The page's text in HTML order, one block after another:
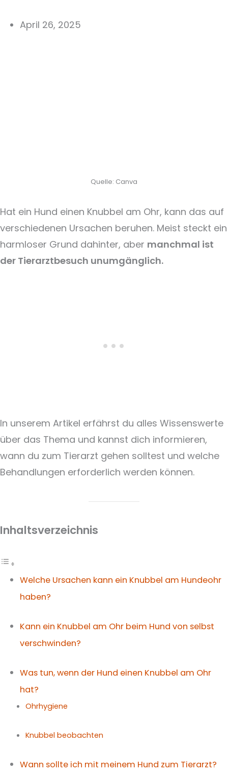
April 26, 2025
Quelle: Canva
Hat ein Hund einen Knubbel am Ohr, kann das auf
verschiedenen Ursachen beruhen. Meist steckt ein
harmloser Grund dahinter, aber manchmal ist
der Tierarztbesuch unumgänglich.
In unserem Artikel erfährst du alles Wissenswerte
über das Thema und kannst dich informieren,
wann du zum Tierarzt gehen solltest und welche
Behandlungen erforderlich werden können.
Inhaltsverzeichnis
Welche Ursachen kann ein Knubbel am Hundeohr
haben?
Kann ein Knubbel am Ohr beim Hund von selbst
verschwinden?
Was tun, wenn der Hund einen Knubbel am Ohr
hat?
Ohrhygiene
Knubbel beobachten
Wann sollte ich mit meinem Hund zum Tierarzt?